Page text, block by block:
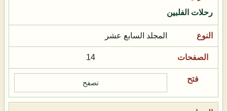
رحلات الفلبين
المجلد السابع عشر
14
تصفح